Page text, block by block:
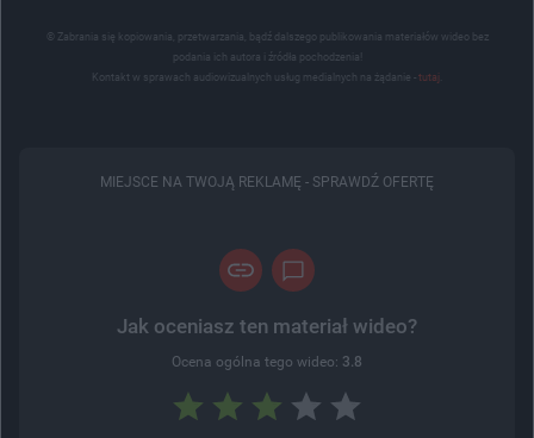
© Zabrania się kopiowania, przetwarzania, bądź dalszego publikowania materiałów wideo bez
podania ich autora i źródła pochodzenia!
Kontakt w sprawach audiowizualnych usług medialnych na żądanie - tutaj
MIEJSCE NA TWOJĄ REKLAMĘ - SPRAWDŹ OFERTĘ
Jak oceniasz ten materiał wideo?
Ocena ogólna tego wideo: 3.8